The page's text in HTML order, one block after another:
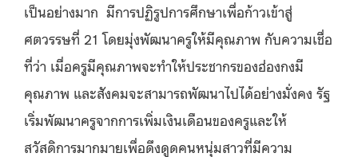
เป็นอย่างมาก มีการปฏิรูปการศึกษาเพื่อก้าวเข้าสู่
ศตวรรษที่ 21 โดยมุ่งพัฒนาครูให้มีคุณภาพ กับความเชื่อ
ที่ว่า เมื่อครูมีคุณภาพจะทำให้ประชากรของฮ่องกงมี
คุณภาพ และสังคมจะสามารถพัฒนาไปได้อย่างมั่งคง รัฐ
เริ่มพัฒนาครูจากการเพิ่มเงินเดือนของครูและให้
สวัสดิการมากมายเพื่อดึงดูดคนหนุ่มสาวที่มีความ